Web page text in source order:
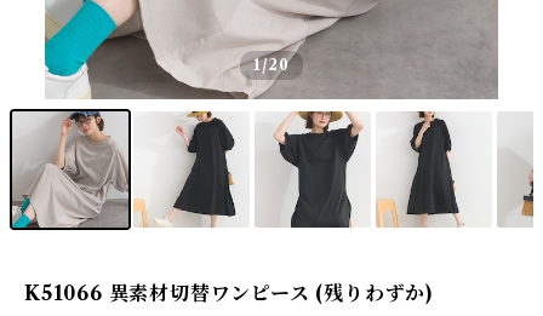
1/20
K51066 異素材切替ワンピース (残りわずか)